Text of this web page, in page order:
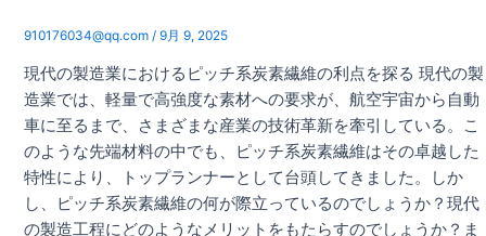
910176034@qq.com / 9月 9, 2025
現代の製造業におけるピッチ系炭素繊維の利点を探る 現代の製
造業では、軽量で高強度な素材への要求が、航空宇宙から自動
車に至るまで、さまざまな産業の技術革新を牽引している。こ
のような先端材料の中でも、ピッチ系炭素繊維はその卓越した
特性により、トップランナーとして台頭してきました。しか
し、ピッチ系炭素繊維の何が際立っているのでしょうか？現代
の製造工程にどのようなメリットをもたらすのでしょうか？ま